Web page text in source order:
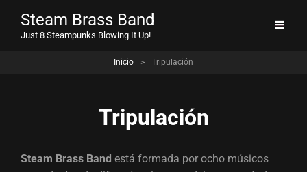
Steam Brass Band
Just 8 Steampunks Blowing It Up!
Inicio > Tripulación
Tripulación
Steam Brass Band está formada por ocho músicos